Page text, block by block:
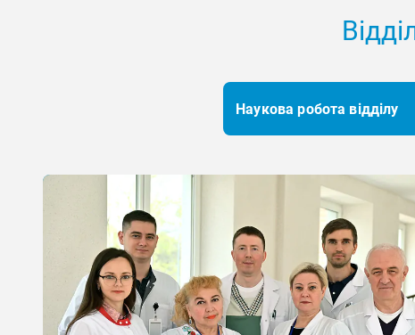
Наукова робота відділу